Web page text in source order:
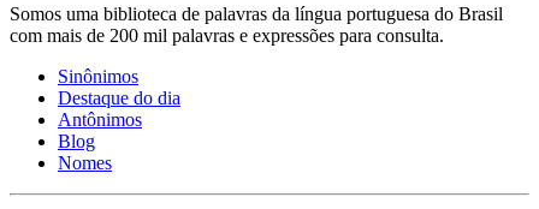
Somos uma biblioteca de palavras da língua portuguesa do Brasil
com mais de 200 mil palavras e expressões para consulta.
Sinônimos
Destaque do dia
Antônimos
Blog
Nomes